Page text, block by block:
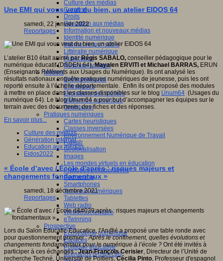
Culture des médias
Curation
Droits
Education aux médias
Information et nouveaux médias
Identité numérique
Internet responsable
Littératie numérique
Publication
Réseaux sociaux
Métiers
Entrepreneuriat
Entreprises
Evolutions des métiers
Métiers du numérique
Orientation
Pratiques numériques
Cartes heuristiques
Classes inversées
Environnement Numérique de Travail
Fablab
Géolocalisation
Images
Les mondes virtuels en éducation
Pratiques collaboratives
Podcasting
Smartphones
Tableaux numériques
Tablettes
Web radio
Webdocumentaire
eTwinning
Prospective
Ecosystème numérique
Espaces
Politique éducative
Scénarios prospectifs
Une EMI qui vous veut du bien, un atelier EIDOS 64
samedi, 22 janvier 2022
Reportages
L’atelier B10 était animé parRégis SABALO, conseiller pédagogique pour le
numérique éducatif (DSDEN 64),Mayalen ERVITI et Michael BARRAS, ERUN
(Enseignants Référents aux Usages du Numérique). Ils ont analysé les
résultats nationaux enquête pratiques numériques de jeunesse, puis les ont
reporté ensuite à l’échelle départementale. Enfin ils ont proposé des modules
à mettre en place dans les classes disponibles sur le blog Unum64 (Usages du
numérique 64). Le blog Unum64 a pour but d’accompagner les équipes sur le
terrain avec des documents, des fiches et des réponses.
En savoir plus...
Culture des médias
Génération internet
Education aux médias
Eidos2022
« École d’avec / École d'après : risques majeurs et
changements fondamentaux »
samedi, 18 décembre 2021
Reportages
Lors du Salon Educatic-Educatice, l'An@é a proposé une table ronde avec
pour questionnement premier :Après le confinement, quelles évolutions et
changements fondamentaux pour le numérique à l’école ? Ont été invités à
participer à ces échanges :Jean-François Cerisier, Directeur de l’Unité de
recherche Techné, Université de Poitiers,Cécilia Pinto, Professeur d'espagnol